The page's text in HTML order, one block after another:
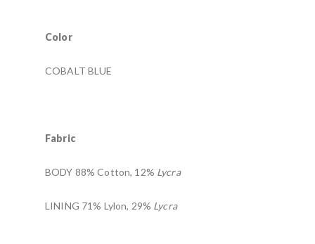
Color
COBALT BLUE
Fabric
BODY 88% Cotton, 12% Lycra
LINING 71% Lylon, 29% Lycra